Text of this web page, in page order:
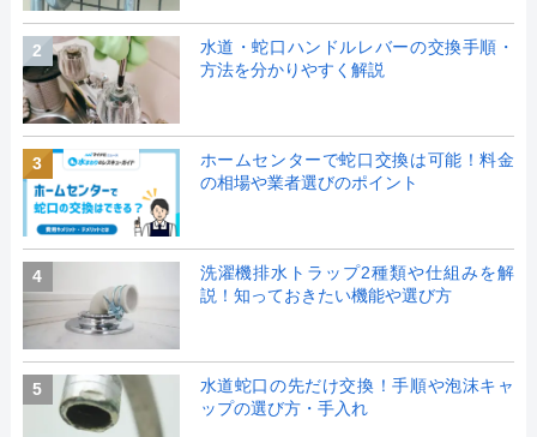
2
水道・蛇口ハンドルレバーの交換手順・
方法を分かりやすく解説
3
ホームセンターで蛇口交換は可能！料金
の相場や業者選びのポイント
4
洗濯機排水トラップ2種類や仕組みを解
説！知っておきたい機能や選び方
5
水道蛇口の先だけ交換！手順や泡沫キャ
ップの選び方・手入れ